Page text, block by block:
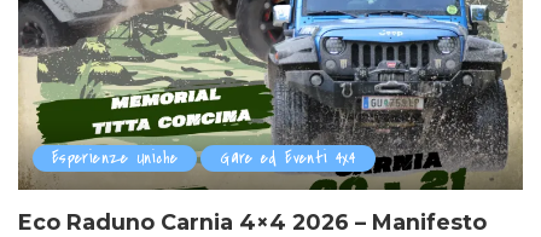
Esperienze Uniche Gare ed Eventi 4x4
Eco Raduno Carnia 4×4 2026 – Manifesto